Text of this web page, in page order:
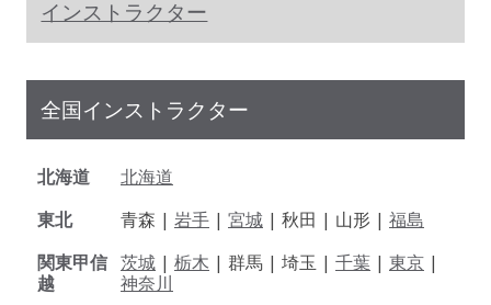
インストラクター
全国インストラクター
北海道
北海道
東北
青森 | 岩手 | 宮城 | 秋田 | 山形 | 福島
関東甲信
越
茨城 | 栃木 | 群馬 | 埼玉 | 千葉 | 東京 |
神奈川